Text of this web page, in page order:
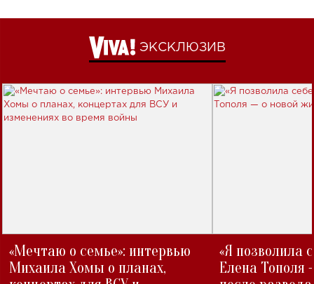
ЭКСКЛЮЗИВ
«Мечтаю о семье»: интервью
Михаила Хомы о планах,
«Я позволила
Елена Тополя